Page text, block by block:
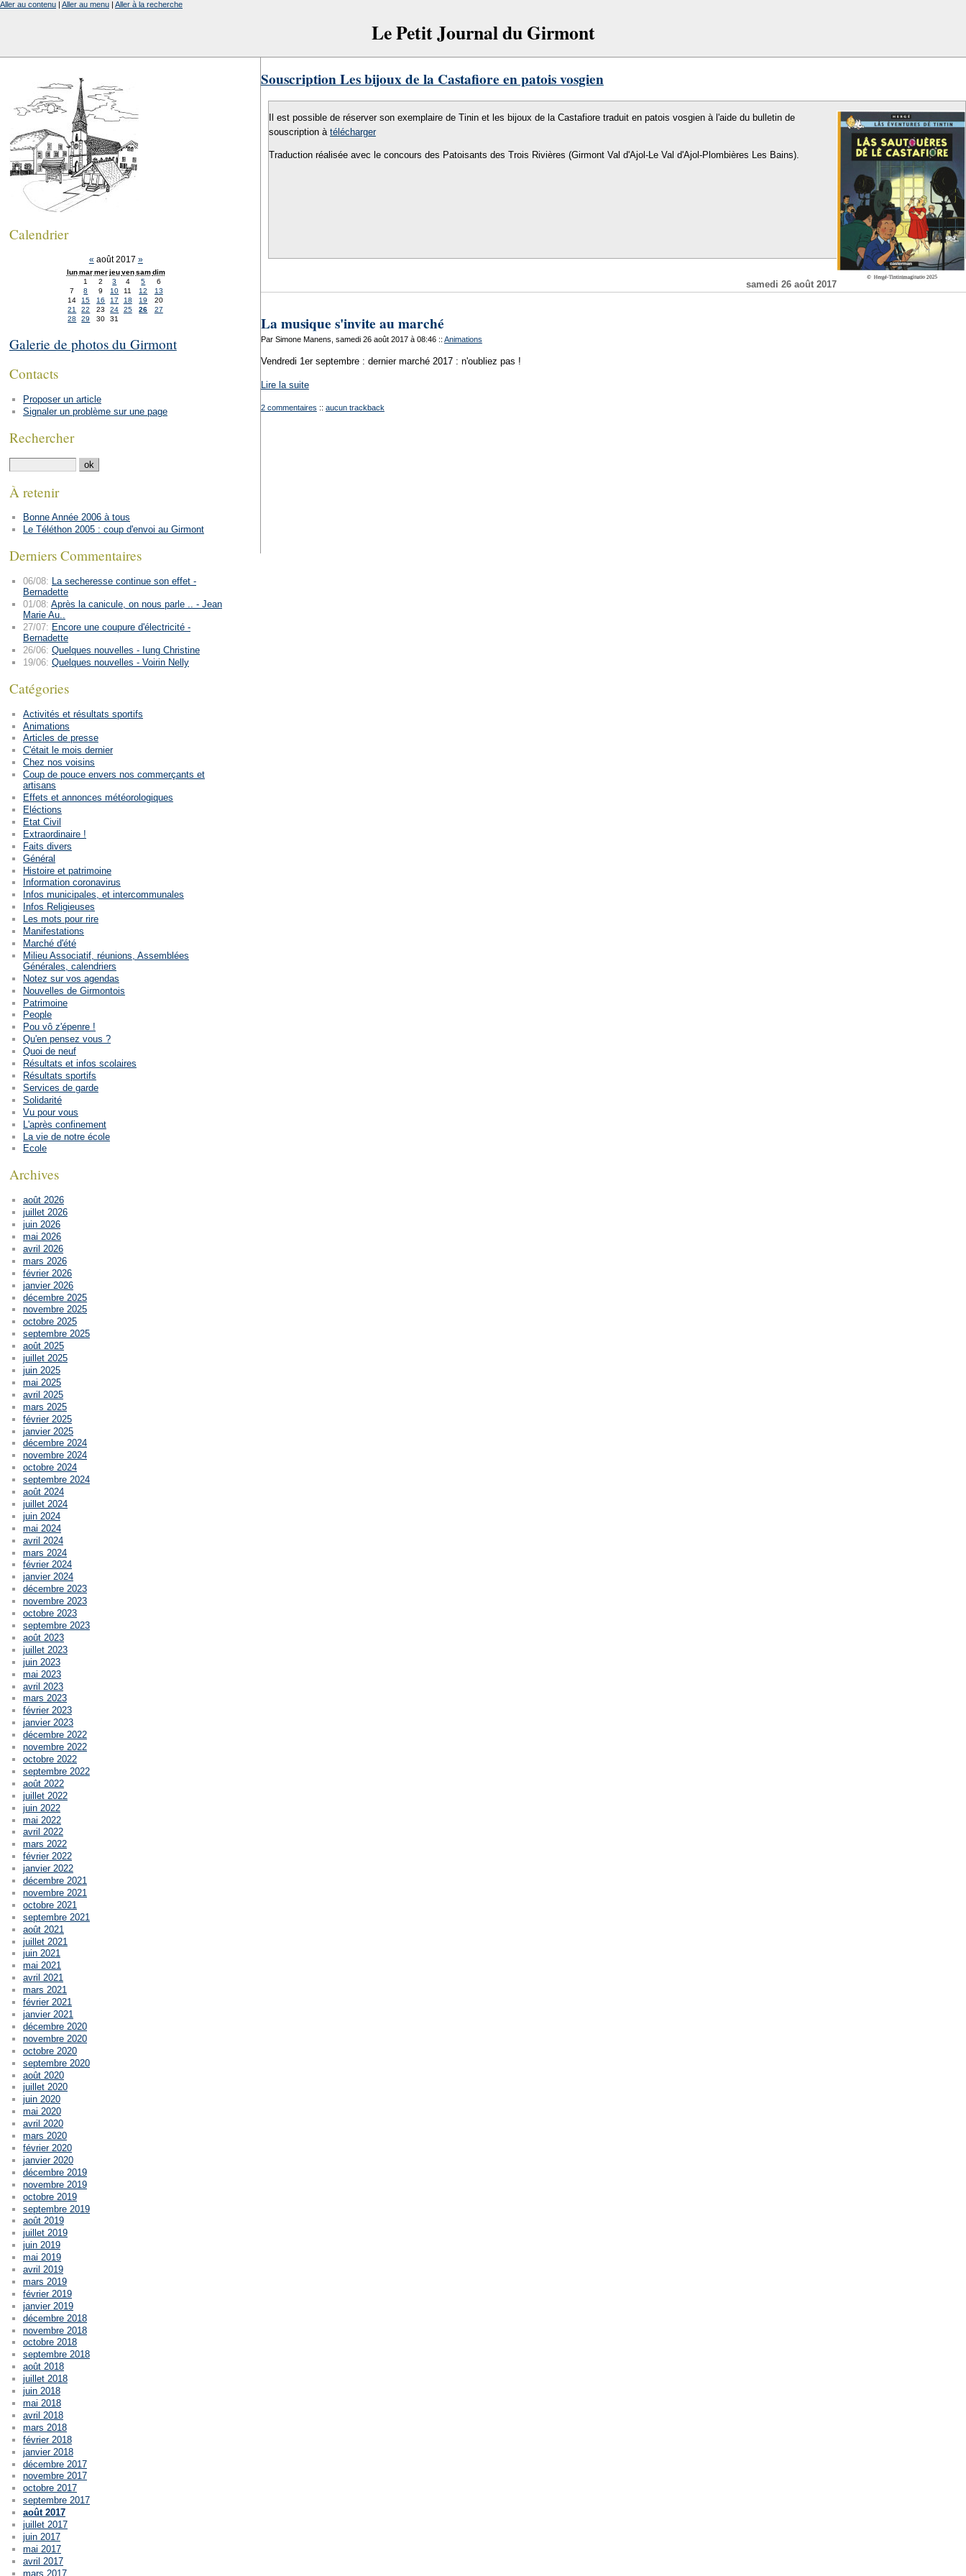
Le Petit Journal du Girmont
Aller au contenu | Aller au menu | Aller à la recherche
Souscription Les bijoux de la Castafiore en patois vosgien
Il est possible de réserver son exemplaire de Tinin et les bijoux de la Castafiore traduit en patois vosgien à l'aide du bulletin de
souscription à télécharger
Traduction réalisée avec le concours des Patoisants des Trois Rivières (Girmont Val d'Ajol-Le Val d'Ajol-Plombières Les Bains).
samedi 26 août 2017
La musique s'invite au marché
Par Simone Manens, samedi 26 août 2017 à 08:46 :: Animations
Vendredi 1er septembre : dernier marché 2017 : n'oubliez pas !
Lire la suite
2 commentaires :: aucun trackback
Calendrier
« août 2017 »
lun mar mer jeu ven sam dim
1
2 3 4 5
6
7
8 9 10 11 12
13
14
15 16 17 18 19
20
21
22 23 24 25 26
27
28
29 30 31
Galerie de photos du Girmont
Contacts
Proposer un article
Signaler un problème sur une page
Rechercher
À retenir
Bonne Année 2006 à tous
Le Téléthon 2005 : coup d'envoi au Girmont
Derniers Commentaires
06/08: La secheresse continue son effet -
Bernadette
01/08: Après la canicule, on nous parle .. - Jean
Marie Au..
27/07: Encore une coupure d'électricité -
Bernadette
26/06: Quelques nouvelles - Iung Christine
19/06: Quelques nouvelles - Voirin Nelly
Catégories
Activités et résultats sportifs
Animations
Articles de presse
C'était le mois dernier
Chez nos voisins
Coup de pouce envers nos commerçants et
artisans
Effets et annonces météorologiques
Eléctions
Etat Civil
Extraordinaire !
Faits divers
Général
Histoire et patrimoine
Information coronavirus
Infos municipales, et intercommunales
Infos Religieuses
Les mots pour rire
Manifestations
Marché d'été
Milieu Associatif, réunions, Assemblées
Générales, calendriers
Notez sur vos agendas
Nouvelles de Girmontois
Patrimoine
People
Pou vô z'épenre !
Qu'en pensez vous ?
Quoi de neuf
Résultats et infos scolaires
Résultats sportifs
Services de garde
Solidarité
Vu pour vous
L'après confinement
La vie de notre école
Ecole
Archives
août 2026
juillet 2026
juin 2026
mai 2026
avril 2026
mars 2026
février 2026
janvier 2026
décembre 2025
novembre 2025
octobre 2025
septembre 2025
août 2025
juillet 2025
juin 2025
mai 2025
avril 2025
mars 2025
février 2025
janvier 2025
décembre 2024
novembre 2024
octobre 2024
septembre 2024
août 2024
juillet 2024
juin 2024
mai 2024
avril 2024
mars 2024
février 2024
janvier 2024
décembre 2023
novembre 2023
octobre 2023
septembre 2023
août 2023
juillet 2023
juin 2023
mai 2023
avril 2023
mars 2023
février 2023
janvier 2023
décembre 2022
novembre 2022
octobre 2022
septembre 2022
août 2022
juillet 2022
juin 2022
mai 2022
avril 2022
mars 2022
février 2022
janvier 2022
décembre 2021
novembre 2021
octobre 2021
septembre 2021
août 2021
juillet 2021
juin 2021
mai 2021
avril 2021
mars 2021
février 2021
janvier 2021
décembre 2020
novembre 2020
octobre 2020
septembre 2020
août 2020
juillet 2020
juin 2020
mai 2020
avril 2020
mars 2020
février 2020
janvier 2020
décembre 2019
novembre 2019
octobre 2019
septembre 2019
août 2019
juillet 2019
juin 2019
mai 2019
avril 2019
mars 2019
février 2019
janvier 2019
décembre 2018
novembre 2018
octobre 2018
septembre 2018
août 2018
juillet 2018
juin 2018
mai 2018
avril 2018
mars 2018
février 2018
janvier 2018
décembre 2017
novembre 2017
octobre 2017
septembre 2017
août 2017
juillet 2017
juin 2017
mai 2017
avril 2017
mars 2017